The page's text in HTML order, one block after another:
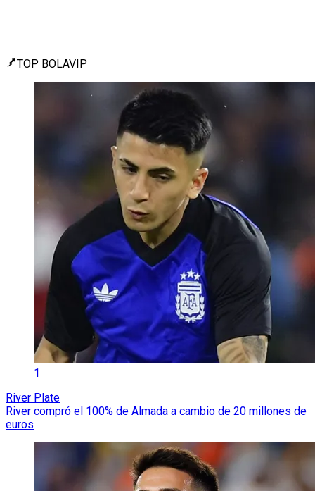
TOP BOLAVIP
1
River Plate
River compró el 100% de Almada a cambio de 20 millones de
euros